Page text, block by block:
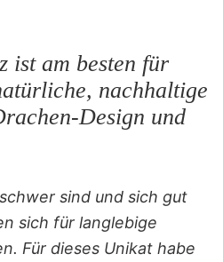
ist am besten für
nachhaltige
Design und
sind und sich gut
sich für langlebige
Für dieses Unikat habe